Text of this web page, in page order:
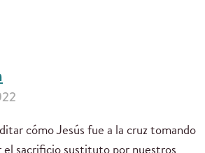
cómo Jesús fue a la cruz tomando